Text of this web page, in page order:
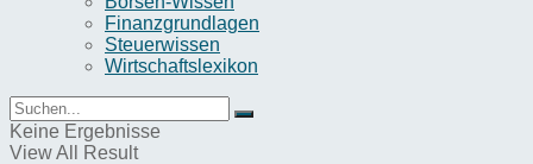
Finanzgrundlagen
Steuerwissen
Wirtschaftslexikon
Keine Ergebnisse
View All Result